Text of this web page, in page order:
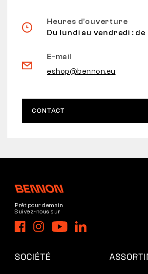
Heures d’ouverture
Du lundi au vendredi : de
E-mail
eshop@bennon.eu
CONTACT
Prêt pour demain
Suivez-nous sur
SOCIÉTÉ